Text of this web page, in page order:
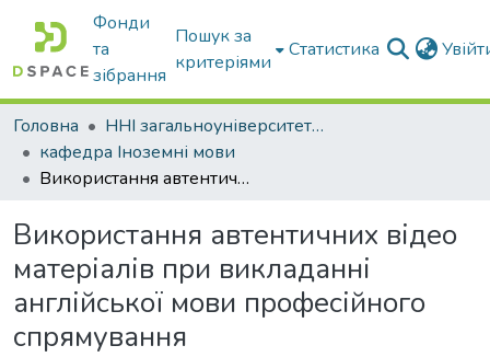
Фонди
та
зібрання
Пошук за
критеріями
Статистика
Головна
ННІ загальноуніверситетської підготовки
кафедра Іноземні мови
Використання автентичних відео матеріалів при викладанні англійської мови професійного спрямування
Використання автентичних відео
матеріалів при викладанні
англійської мови професійного
спрямування